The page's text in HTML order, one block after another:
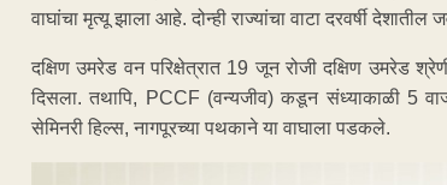
वाघांचा मृत्यू झाला आहे. दोन्ही राज्यांचा वाटा दरवर्षी
दक्षिण उमरेड वन परिक्षेत्रात 19 जून रोजी दक्षिण उमरेड
दिसला. तथापि, PCCF (वन्यजीव) कडून संध्याकाळी 5
सेमिनरी हिल्स, नागपूरच्या पथकाने या वाघाला पडकले.